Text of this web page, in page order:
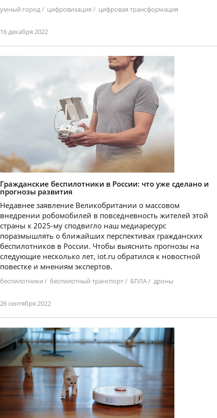
умный город/ цифровизация / цифровая трансформация
16 декабря 2022
Гражданские беспилотники в России: что уже сделано и
прогнозы развития
Недавнее заявление Великобритании о массовом
внедрении робомобилей в повседневность жителей этой
страны к 2025-му сподвигло наш медиаресурс
поразмышлять о ближайших перспективах гражданских
беспилотников в России. Чтобы выяснить прогнозы на
следующие несколько лет, iot.ru обратился к новостной
повестке и мнениям экспертов.
беспилотники / беспилотный транспорт/ БПЛА/ дроны
26 сентября 2022